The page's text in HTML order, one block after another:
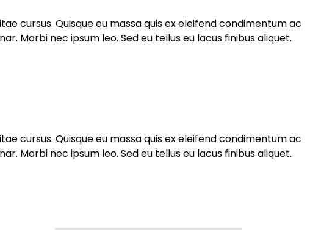
cursus. Quisque eu massa quis ex eleifend condimentum ac
Morbi nec ipsum leo. Sed eu tellus eu lacus finibus aliquet.
cursus. Quisque eu massa quis ex eleifend condimentum ac
Morbi nec ipsum leo. Sed eu tellus eu lacus finibus aliquet.